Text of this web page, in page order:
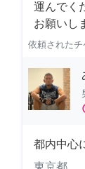
運んでく
お願いし
依頼されたチ
都内中心
東京都